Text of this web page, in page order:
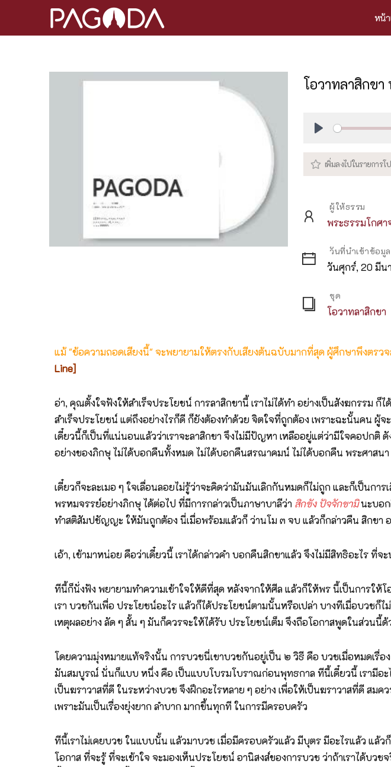
หน้
โอวาทลาสิกขา
ผู้ให้ธรรม
พระธรรมโกศ
วันที่นำเข้าข้อมูล
วันศุกร์, 20 มีน
ชุด
โอวาทลาสิกขา
แม้ "ข้อความถอดเสียงนี้" จะพยายามให้ตรงกับเสียงต้นฉบับมากที่สุด ผู้ศึกษาพึงตร
Line]
อ่า, คุณตั้งใจฟังให้สำเร็จประโยชน์ การลาสิกขานี้ เราไม่ได้ทำ อย่างเป็นสังฆกรรม
สำเร็จประโยชน์ แต่ถึงอย่างไรก็ดี ก็ยังต้องทำด้วย จิตใจที่ถูกต้อง เพราะฉะนั้นคน
เดี๋ยวนี้ก็เป็นที่แน่นอนแล้วว่าเราจะลาสิกขา จึงไม่มีปัญหา เหลืออยู่แต่ว่ามีใจคอปก
อย่างของภิกษุ ไม่ได้บอกคืนทั้งหมด ไม่ได้บอกคืนสรณาคมน์ ไม่ได้บอกคืน พระศาสน
เดี๋ยวก็จะละเมอ ๆ ใจเลื่อนลอยไม่รู้ว่าจะคิดว่ามันมันเลิกกันหมดก็ไม่ถูก และก็เป็นกา
พรหมจรรย์อย่างภิกษุ ได้ต่อไป ที่มีการกล่าวเป็นภาษาบาลีว่า สิกขัง ปัจจักขามินะบอก
ทำสติสัมปชัญญะ ให้มันถูกต้อง นี่เมื่อพร้อมแล้วก็ ว่านโม ๓ จบ แล้วก็กล่าวคืน สิกขา
เอ้า, เข้ามาหน่อย คือว่าเดี๋ยวนี้ เราได้กล่าวคำ บอกคืนสิกขาแล้ว จึงไม่มีสิทธิอะไร ที่จ
ทีนี้ก็นั่งฟัง พยายามทำความเข้าใจให้ดีที่สุด หลังจากให้ศีล แล้วก็ให้พร นี้เป็นการใ
เรา บวชกันเพื่อ ประโยชน์อะไร แล้วก็ได้ประโยชน์ตามนั้นหรือเปล่า บางทีเมื่อบวชก็
เหตุผลอย่าง ลัด ๆ สั้น ๆ มันก็ควรจะให้ได้รับ ประโยชน์เต็ม จึงถือโอกาสพูดในส่วนนี้ด้
โดยความมุ่งหมายแท้จริงนั้น การบวชนี่เขาบวชกันอยู่เป็น ๒ วิธี คือ บวชเมื่อหมดเรื่
มันสมบูรณ์ นั่นก็แบบ หนึ่ง คือ เป็นแบบโบรมโบราณก่อนพุทธกาล ทีนี้เดี๋ยวนี้ เรามีอะ
เป็นฆราวาสที่ดี ในระหว่างบวช จึงฝึกอะไรหลาย ๆ อย่าง เพื่อให้เป็นฆราวาสที่ดี ส
เพราะมันเป็นเรื่องยุ่งยาก ลำบาก มากขึ้นทุกที ในการมีครอบครัว
ทีนี้เราไม่เคยบวช ในแบบนั้น แล้วมาบวช เมื่อมีครอบครัวแล้ว มีบุตร มีอะไรแล้ว แล้
โอกาส ที่จะรู้ ที่จะเข้าใจ จะมองเห็นประโยชน์ อานิสงส์ของการบวช ว่าถ้าเราได้บว